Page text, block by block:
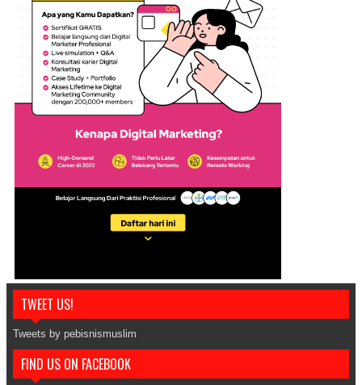
TWEET US!
Tweets by pebisnismuslim
FIND US ON FACEBOOK